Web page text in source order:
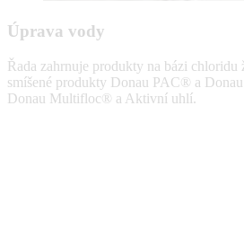
Úprava vody
Řada zahrnuje produkty na bázi
smíšené produkty Donau PAC® a
Donau Multifloc® a Aktivní uhlí.